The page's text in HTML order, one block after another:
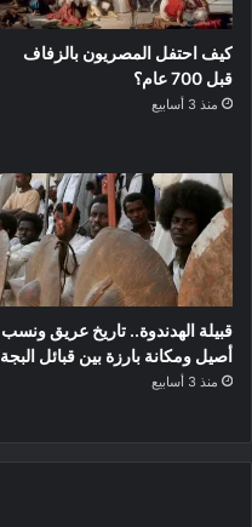
كيف احتفل المصريون بالزفاف
قبل 700 عام؟
منذ 3 أسابيع
قبيلة الهدندوة.. تاريخ عريق ونسب
أصيل ومكانة بارزة بين قبائل البجة
منذ 3 أسابيع